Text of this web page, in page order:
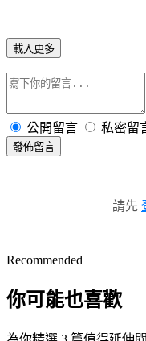
載入更多
公開留言 私密留
發佈留言
請先
Recommended
你可能也喜歡